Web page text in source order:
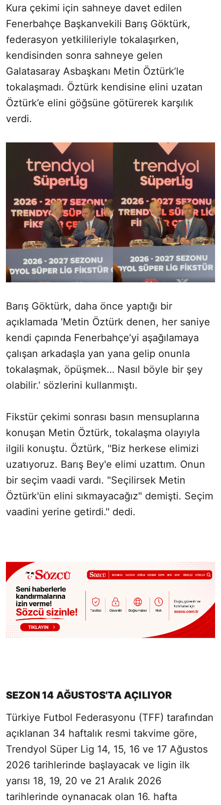
Kura çekimi için sahneye davet edilen
Fenerbahçe Başkanvekili Barış Göktürk,
federasyon yetkilileriyle tokalaşırken,
kendisinden sonra sahneye gelen
Galatasaray Asbaşkanı Metin Öztürk’le
tokalaşmadı. Öztürk kendisine elini uzatan
Öztürk’e elini göğsüne götürerek karşılık
verdi.
Barış Göktürk, daha önce yaptığı bir
açıklamada ‘Metin Öztürk denen, her saniye
kendi çapında Fenerbahçe’yi aşağılamaya
çalışan arkadaşla yan yana gelip onunla
tokalaşmak, öpüşmek… Nasıl böyle bir şey
olabilir.’ sözlerini kullanmıştı.
Fikstür çekimi sonrası basın mensuplarına
konuşan Metin Öztürk, tokalaşma olayıyla
ilgili konuştu. Öztürk, ''Biz herkese elimizi
uzatıyoruz. Barış Bey'e elimi uzattım. Onun
bir seçim vaadi vardı. "Seçilirsek Metin
Öztürk'ün elini sıkmayacağız" demişti. Seçim
vaadini yerine getirdi.'' dedi.
SEZON 14 AĞUSTOS'TA AÇILIYOR
Türkiye Futbol Federasyonu (TFF) tarafından
açıklanan 34 haftalık resmi takvime göre,
Trendyol Süper Lig 14, 15, 16 ve 17 Ağustos
2026 tarihlerinde başlayacak ve ligin ilk
yarısı 18, 19, 20 ve 21 Aralık 2026
tarihlerinde oynanacak olan 16. hafta